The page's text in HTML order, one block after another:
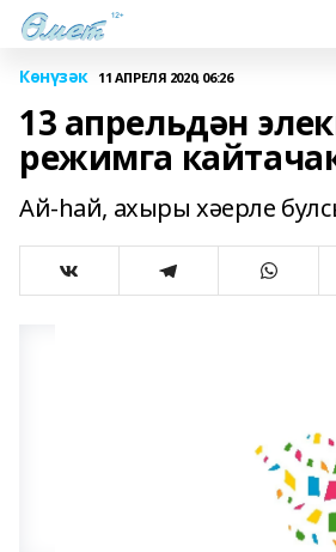
Көнүзәк 11 АПРЕЛЯ 2020, 06:26
13 апрельдән
режимга
Ай-һай, ахыры хәерле